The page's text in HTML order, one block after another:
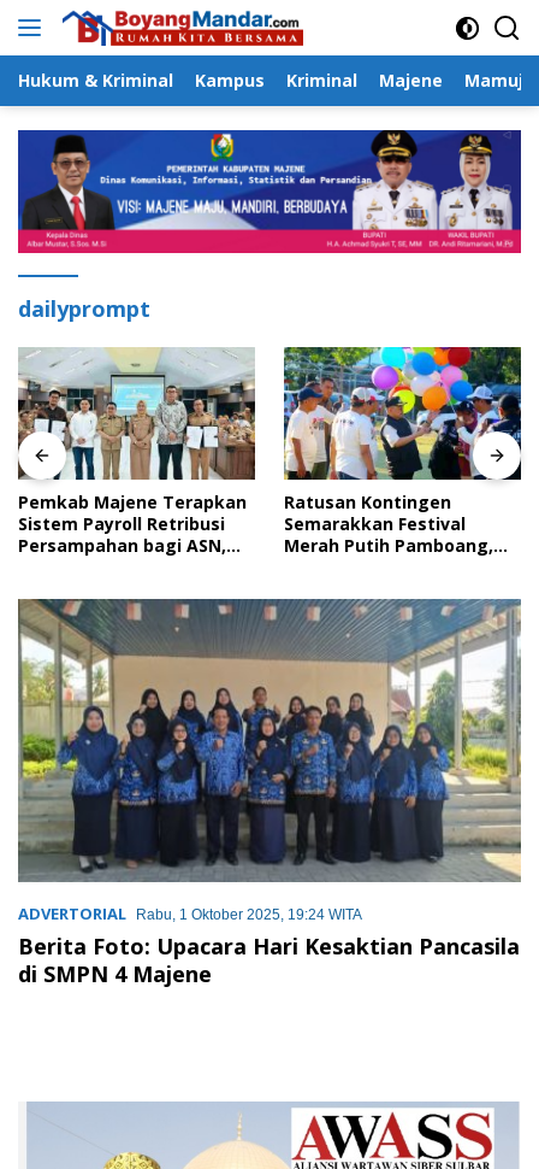
Langsung
Hukum & Kriminal Kampus Kriminal Majene Mamuju
dailyprompt
Pemkab Majene Terapkan
Sistem Payroll Retribusi
Persampahan bagi ASN,
Ratusan Kontingen
Semarakkan Festival
Merah Putih Pamboang,
Tanah Air
ADVERTORIAL Rabu, 1 Oktober 2025, 19:24 WITA
Berita Foto: Upacara Hari Kesaktian Pancasila
di SMPN 4 Majene